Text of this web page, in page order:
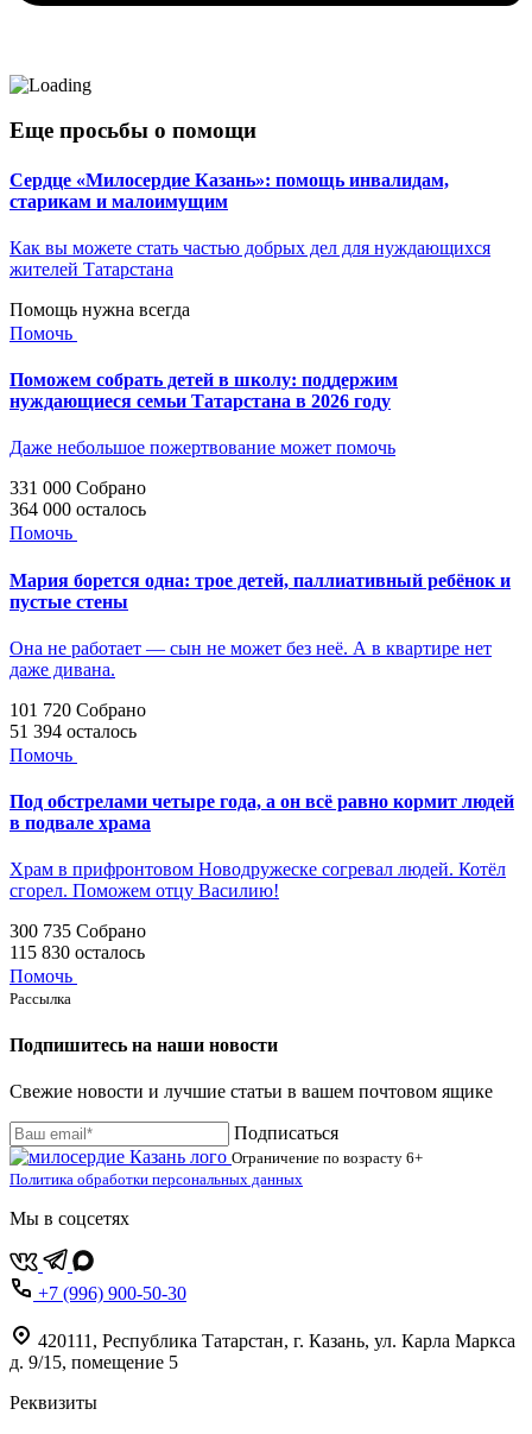
Еще просьбы о помощи
Сердце «Милосердие Казань»: помощь инвалидам,
старикам и малоимущим
Как вы можете стать частью добрых дел для нуждающихся
жителей Татарстана
Помощь нужна всегда
Помочь
Поможем собрать детей в школу: поддержим
нуждающиеся семьи Татарстана в 2026 году
Даже небольшое пожертвование может помочь
331 000 Собрано
364 000 осталось
Помочь
Мария борется одна: трое детей, паллиативный ребёнок и
пустые стены
Она не работает — сын не может без неё. А в квартире нет
даже дивана.
101 720 Собрано
51 394 осталось
Помочь
Под обстрелами четыре года, а он всё равно кормит людей
в подвале храма
Храм в прифронтовом Новодружеске согревал людей. Котёл
сгорел. Поможем отцу Василию!
300 735 Собрано
115 830 осталось
Помочь
Рассылка
Подпишитесь на наши новости
Свежие новости и лучшие статьи в вашем почтовом ящике
Подписаться
Ограничение по возрасту 6+
Политика обработки персональных данных
Мы в соцсетях
+7 (996) 900-50-30
420111 , Республика Татарстан, г. Казань, ул. Карла Маркса
д. 9/15, помещение 5
Реквизиты